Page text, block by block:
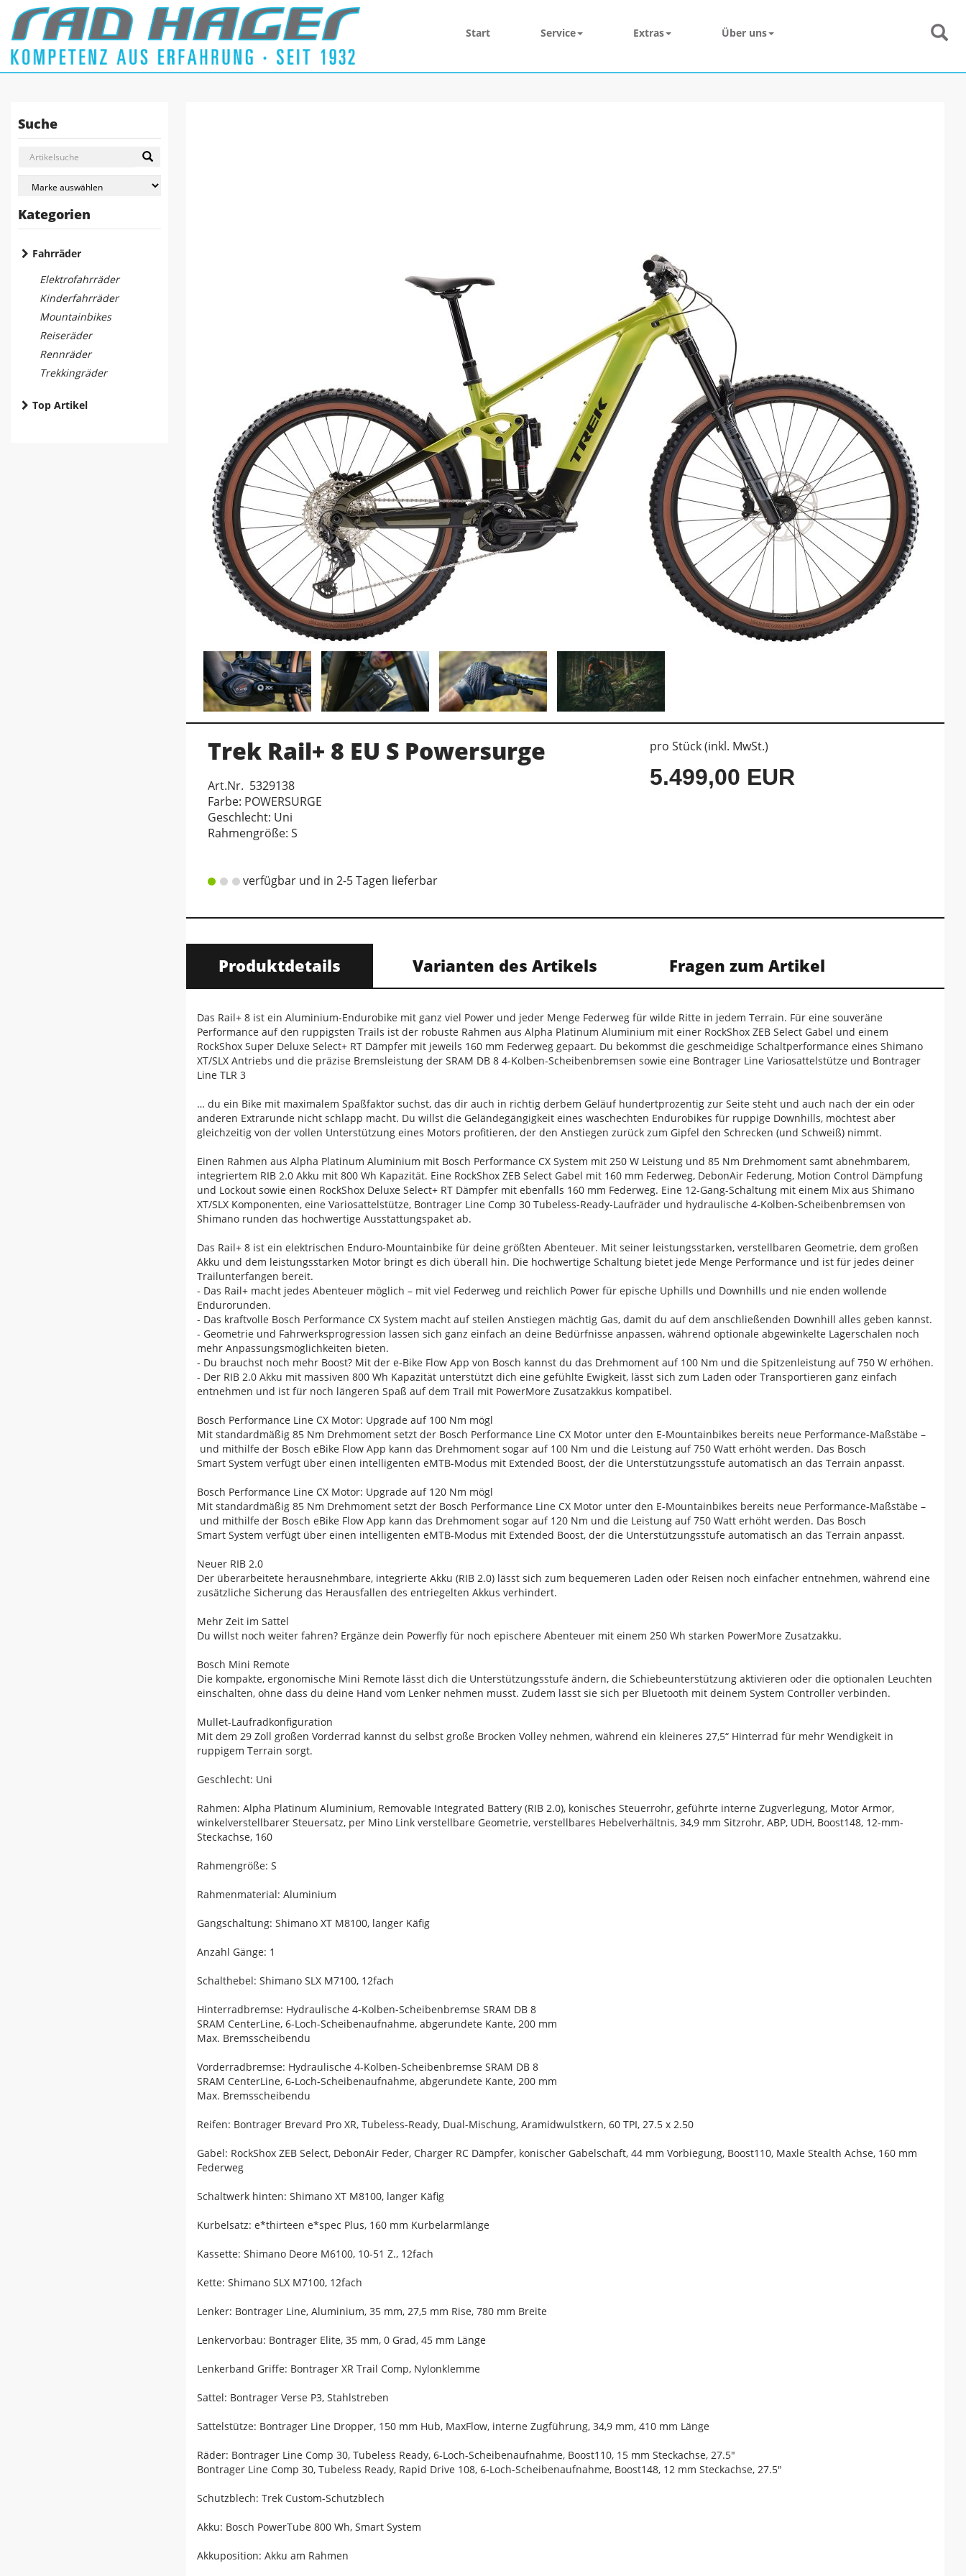
Start Service Extras Über uns
Suche
Kategorien
Fahrräder
Elektrofahrräder
Kinderfahrräder
Mountainbikes
Reiseräder
Rennräder
Trekkingräder
Top Artikel
Trek Rail+ 8 EU S Powersurge
Art.Nr. 5329138
Farbe: POWERSURGE
Geschlecht: Uni
Rahmengröße: S
verfügbar und in 2-5 Tagen lieferbar
pro Stück (inkl. MwSt.)
5.499,00 EUR
Produktdetails Varianten des Artikels Fragen zum Artikel
Das Rail+ 8 ist ein Aluminium-Endurobike mit ganz viel Power und jeder Menge Federweg für wilde Ritte in jedem Terrain. Für eine souveräne
Performance auf den ruppigsten Trails ist der robuste Rahmen aus Alpha Platinum Aluminium mit einer RockShox ZEB Select Gabel und einem
RockShox Super Deluxe Select+ RT Dämpfer mit jeweils 160 mm Federweg gepaart. Du bekommst die geschmeidige Schaltperformance eines Shimano
XT/SLX Antriebs und die präzise Bremsleistung der SRAM DB 8 4-Kolben-Scheibenbremsen sowie eine Bontrager Line Variosattelstütze und Bontrager
Line TLR 3
… du ein Bike mit maximalem Spaßfaktor suchst, das dir auch in richtig derbem Geläuf hundertprozentig zur Seite steht und auch nach der ein oder
anderen Extrarunde nicht schlapp macht. Du willst die Geländegängigkeit eines waschechten Endurobikes für ruppige Downhills, möchtest aber
gleichzeitig von der vollen Unterstützung eines Motors profitieren, der den Anstiegen zurück zum Gipfel den Schrecken (und Schweiß) nimmt.
Einen Rahmen aus Alpha Platinum Aluminium mit Bosch Performance CX System mit 250 W Leistung und 85 Nm Drehmoment samt abnehmbarem,
integriertem RIB 2.0 Akku mit 800 Wh Kapazität. Eine RockShox ZEB Select Gabel mit 160 mm Federweg, DebonAir Federung, Motion Control Dämpfung
und Lockout sowie einen RockShox Deluxe Select+ RT Dämpfer mit ebenfalls 160 mm Federweg. Eine 12-Gang-Schaltung mit einem Mix aus Shimano
XT/SLX Komponenten, eine Variosattelstütze, Bontrager Line Comp 30 Tubeless-Ready-Laufräder und hydraulische 4-Kolben-Scheibenbremsen von
Shimano runden das hochwertige Ausstattungspaket ab.
Das Rail+ 8 ist ein elektrischen Enduro-Mountainbike für deine größten Abenteuer. Mit seiner leistungsstarken, verstellbaren Geometrie, dem großen
Akku und dem leistungsstarken Motor bringt es dich überall hin. Die hochwertige Schaltung bietet jede Menge Performance und ist für jedes deiner
Trailunterfangen bereit.
- Das Rail+ macht jedes Abenteuer möglich – mit viel Federweg und reichlich Power für epische Uphills und Downhills und nie enden wollende
Endurorunden.
- Das kraftvolle Bosch Performance CX System macht auf steilen Anstiegen mächtig Gas, damit du auf dem anschließenden Downhill alles geben kannst.
- Geometrie und Fahrwerksprogression lassen sich ganz einfach an deine Bedürfnisse anpassen, während optionale abgewinkelte Lagerschalen noch
mehr Anpassungsmöglichkeiten bieten.
- Du brauchst noch mehr Boost? Mit der e-Bike Flow App von Bosch kannst du das Drehmoment auf 100 Nm und die Spitzenleistung auf 750 W erhöhen.
- Der RIB 2.0 Akku mit massiven 800 Wh Kapazität unterstützt dich eine gefühlte Ewigkeit, lässt sich zum Laden oder Transportieren ganz einfach
entnehmen und ist für noch längeren Spaß auf dem Trail mit PowerMore Zusatzakkus kompatibel.
Bosch Performance Line CX Motor: Upgrade auf 100 Nm mögl
Mit standardmäßig 85 Nm Drehmoment setzt der Bosch Performance Line CX Motor unter den E-Mountainbikes bereits neue Performance-Maßstäbe –
und mithilfe der Bosch eBike Flow App kann das Drehmoment sogar auf 100 Nm und die Leistung auf 750 Watt erhöht werden. Das Bosch
Smart System verfügt über einen intelligenten eMTB-Modus mit Extended Boost, der die Unterstützungsstufe automatisch an das Terrain anpasst.
Bosch Performance Line CX Motor: Upgrade auf 120 Nm mögl
Mit standardmäßig 85 Nm Drehmoment setzt der Bosch Performance Line CX Motor unter den E-Mountainbikes bereits neue Performance-Maßstäbe –
und mithilfe der Bosch eBike Flow App kann das Drehmoment sogar auf 120 Nm und die Leistung auf 750 Watt erhöht werden. Das Bosch
Smart System verfügt über einen intelligenten eMTB-Modus mit Extended Boost, der die Unterstützungsstufe automatisch an das Terrain anpasst.
Neuer RIB 2.0
Der überarbeitete herausnehmbare, integrierte Akku (RIB 2.0) lässt sich zum bequemeren Laden oder Reisen noch einfacher entnehmen, während eine
zusätzliche Sicherung das Herausfallen des entriegelten Akkus verhindert.
Mehr Zeit im Sattel
Du willst noch weiter fahren? Ergänze dein Powerfly für noch epischere Abenteuer mit einem 250 Wh starken PowerMore Zusatzakku.
Bosch Mini Remote
Die kompakte, ergonomische Mini Remote lässt dich die Unterstützungsstufe ändern, die Schiebeunterstützung aktivieren oder die optionalen Leuchten
einschalten, ohne dass du deine Hand vom Lenker nehmen musst. Zudem lässt sie sich per Bluetooth mit deinem System Controller verbinden.
Mullet-Laufradkonfiguration
Mit dem 29 Zoll großen Vorderrad kannst du selbst große Brocken Volley nehmen, während ein kleineres 27,5“ Hinterrad für mehr Wendigkeit in
ruppigem Terrain sorgt.
Geschlecht: Uni
Rahmen: Alpha Platinum Aluminium, Removable Integrated Battery (RIB 2.0), konisches Steuerrohr, geführte interne Zugverlegung, Motor Armor,
winkelverstellbarer Steuersatz, per Mino Link verstellbare Geometrie, verstellbares Hebelverhältnis, 34,9 mm Sitzrohr, ABP, UDH, Boost148, 12-mm-
Steckachse, 160
Rahmengröße: S
Rahmenmaterial: Aluminium
Gangschaltung: Shimano XT M8100, langer Käfig
Anzahl Gänge: 1
Schalthebel: Shimano SLX M7100, 12fach
Hinterradbremse: Hydraulische 4-Kolben-Scheibenbremse SRAM DB 8
SRAM CenterLine, 6-Loch-Scheibenaufnahme, abgerundete Kante, 200 mm
Max. Bremsscheibendu
Vorderradbremse: Hydraulische 4-Kolben-Scheibenbremse SRAM DB 8
SRAM CenterLine, 6-Loch-Scheibenaufnahme, abgerundete Kante, 200 mm
Max. Bremsscheibendu
Reifen: Bontrager Brevard Pro XR, Tubeless-Ready, Dual-Mischung, Aramidwulstkern, 60 TPI, 27.5 x 2.50
Gabel: RockShox ZEB Select, DebonAir Feder, Charger RC Dämpfer, konischer Gabelschaft, 44 mm Vorbiegung, Boost110, Maxle Stealth Achse, 160 mm
Federweg
Schaltwerk hinten: Shimano XT M8100, langer Käfig
Kurbelsatz: e*thirteen e*spec Plus, 160 mm Kurbelarmlänge
Kassette: Shimano Deore M6100, 10-51 Z., 12fach
Kette: Shimano SLX M7100, 12fach
Lenker: Bontrager Line, Aluminium, 35 mm, 27,5 mm Rise, 780 mm Breite
Lenkervorbau: Bontrager Elite, 35 mm, 0 Grad, 45 mm Länge
Lenkerband Griffe: Bontrager XR Trail Comp, Nylonklemme
Sattel: Bontrager Verse P3, Stahlstreben
Sattelstütze: Bontrager Line Dropper, 150 mm Hub, MaxFlow, interne Zugführung, 34,9 mm, 410 mm Länge
Räder: Bontrager Line Comp 30, Tubeless Ready, 6-Loch-Scheibenaufnahme, Boost110, 15 mm Steckachse, 27.5"
Bontrager Line Comp 30, Tubeless Ready, Rapid Drive 108, 6-Loch-Scheibenaufnahme, Boost148, 12 mm Steckachse, 27.5"
Schutzblech: Trek Custom-Schutzblech
Akku: Bosch PowerTube 800 Wh, Smart System
Akkuposition: Akku am Rahmen